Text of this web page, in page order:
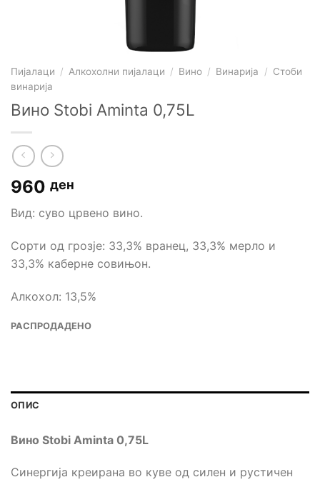
Пијалаци / Алкохолни пијалаци / Вино / Винарија / Стоби
винарија
Вино Stobi Aminta 0,75L
960 ден
Вид: суво црвено вино.
Сорти од грозје: 33,3% вранец, 33,3% мерло и
33,3% каберне совињон.
Алкохол: 13,5%
РАСПРОДАДЕНО
ОПИС
Вино Stobi Aminta 0,75L
Синергија креирана во куве од силен и рустичен